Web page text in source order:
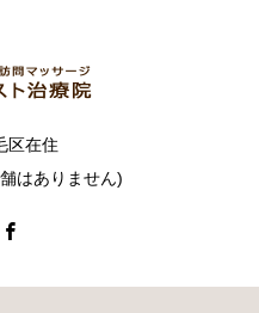
区在住
はありません)